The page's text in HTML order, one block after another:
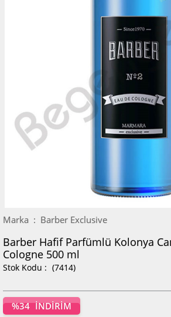
Marka : Barber Exclusive
Barber Hafif Parfümlü Kolonya
Cologne 500 ml
(7414)
%34 İNDIRIM